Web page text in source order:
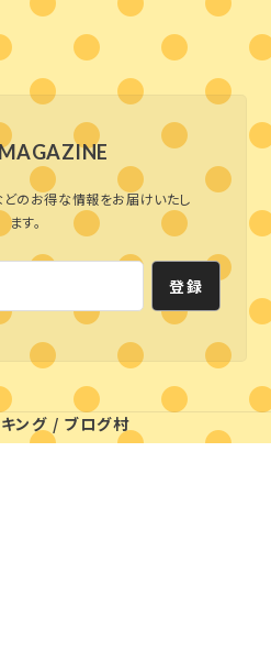
のお得な情報をお届けいたし
ます。
登録
ング / ブログ村